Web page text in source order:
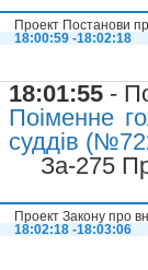
Проект Постанови
18:00:59 -18:02:18
18:01:55 -
Поіменне
суддів
За-275
Проект Закону про
18:02:18 -18:03:06